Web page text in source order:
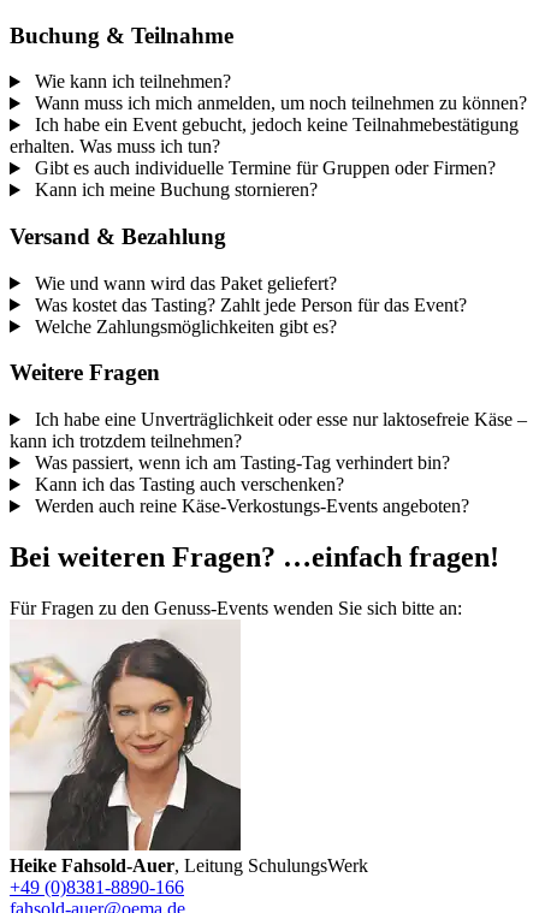
Buchung & Teilnahme
Wie kann ich teilnehmen?
Wann muss ich mich anmelden, um noch teilnehmen zu können?
Ich habe ein Event gebucht, jedoch keine Teilnahmebestätigung
erhalten. Was muss ich tun?
Gibt es auch individuelle Termine für Gruppen oder Firmen?
Kann ich meine Buchung stornieren?
Versand & Bezahlung
Wie und wann wird das Paket geliefert?
Was kostet das Tasting? Zahlt jede Person für das Event?
Welche Zahlungsmöglichkeiten gibt es?
Weitere Fragen
Ich habe eine Unverträglichkeit oder esse nur laktosefreie Käse –
kann ich trotzdem teilnehmen?
Was passiert, wenn ich am Tasting-Tag verhindert bin?
Kann ich das Tasting auch verschenken?
Werden auch reine Käse-Verkostungs-Events angeboten?
Bei weiteren Fragen? …einfach fragen!
Für Fragen zu den Genuss-Events wenden Sie sich bitte an:
Heike Fahsold-Auer, Leitung SchulungsWerk
+49 (0)8381-8890-166
fahsold-auer@oema.de